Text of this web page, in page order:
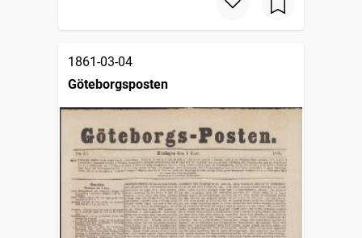
1861-03-04
Göteborgsposten